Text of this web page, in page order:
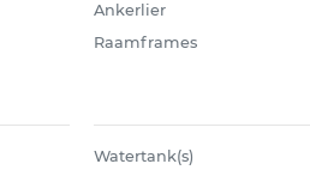
Ankerlier
Raamframes
Watertank(s)